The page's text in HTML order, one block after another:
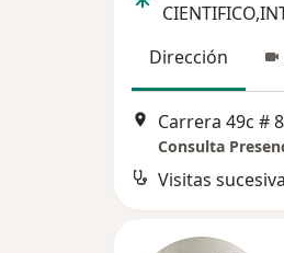
Dirección
Carrera 49c #
Consulta
Visitas